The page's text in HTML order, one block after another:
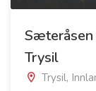
Sæteråsen
Trysil
Trysil,